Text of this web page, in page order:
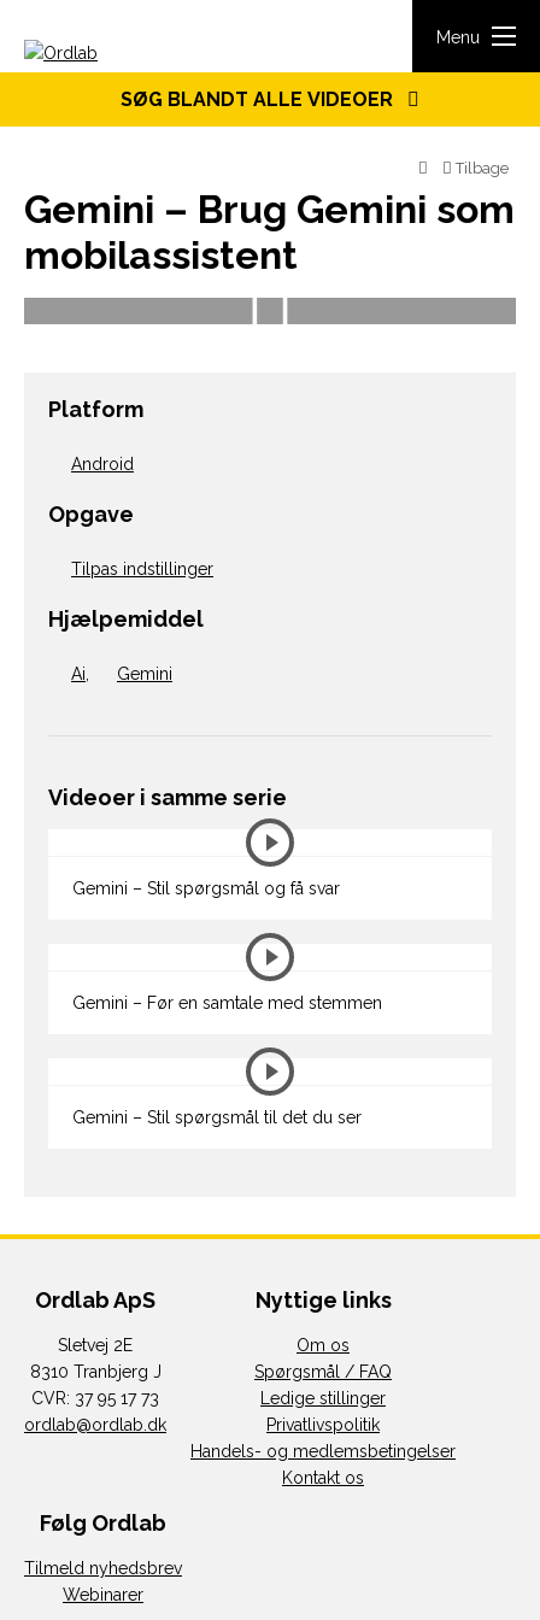
Menu
SØG BLANDT ALLE VIDEOER
Tilbage
Gemini – Brug Gemini som
mobilassistent
Platform
Android
Opgave
Tilpas indstillinger
Hjælpemiddel
Ai Gemini
Videoer i samme serie
Gemini – Stil spørgsmål og få svar
Gemini – Før en samtale med stemmen
Gemini – Stil spørgsmål til det du ser
Ordlab ApS
Sletvej 2E
8310 Tranbjerg J
CVR: 37 95 17 73
ordlab@ordlab.dk
Nyttige links
Om os
Spørgsmål / FAQ
Ledige stillinger
Privatlivspolitik
Handels- og medlemsbetingelser
Kontakt os
Følg Ordlab
Tilmeld nyhedsbrev
Webinarer